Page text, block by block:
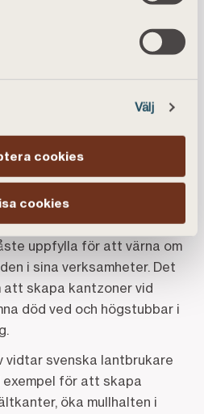
Välj
cookies
cookies
om naturen kan
hålls landskapet öppet,
gör för biologisk
insatser för biologisk
incitament eller
redan idag lagkrav som
uppfylla för att värna om
i sina verksamheter. Det
att skapa kantzoner vid
död ved och högstubbar i
vidtar svenska lantbrukare
för att skapa
öka mullhalten i